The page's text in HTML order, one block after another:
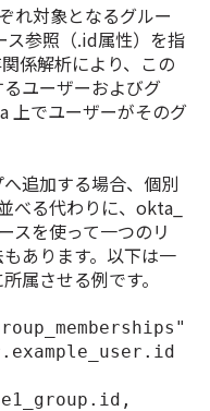
れ対象となるグルー
ス参照（.id属性）を指
係解析により、この
ユーザーおよびグ
上でユーザーがそのグ
追加する場合、個別
る代わりに、okta_
を使って一つのリ
あります。以下は一
属させる例です。